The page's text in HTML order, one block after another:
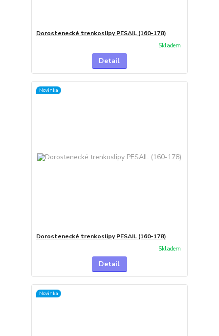
Dorostenecké trenkoslipy PESAIL (160-178)
Skladem
Detail
Novinka
Dorostenecké trenkoslipy PESAIL (160-178)
Skladem
Detail
Novinka